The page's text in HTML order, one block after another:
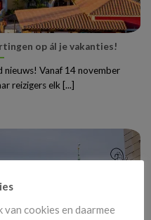
op ál je vakanties!
nieuws! Vanaf 14 november
reizigers elk [...]
cookies en daarmee